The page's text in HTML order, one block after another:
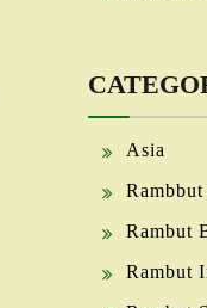
Asia
Rambut
Rambut